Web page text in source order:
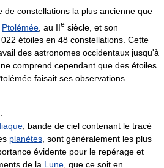
de constellations la plus ancienne que
Ptolémée , au IIe siècle, et son
étoiles en 48 constellations. Cette
des astronomes occidentaux jusqu'à
comprend cependant que des étoiles
faisait ses observations.
.
, bande de ciel contenant le tracé
planètes, sont généralement les plus
évidente pour le repérage et
de la Lune, que ce soit en